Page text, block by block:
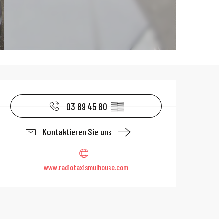
03 89 45 80 ▒▒
Kontaktieren Sie uns
www.radiotaxismulhouse.com